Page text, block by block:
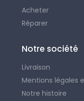
Acheter
Réparer
Notre société
Livraison
Mentions légales
Notre histoire